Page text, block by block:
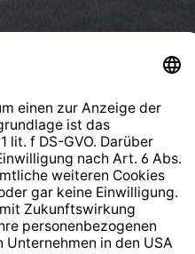
SALE